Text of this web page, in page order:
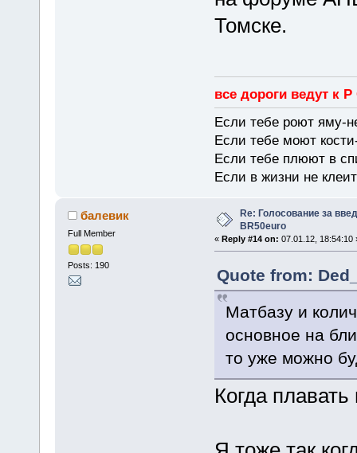
Томске.
все дороги ведут к
Если тебе роют яму-
Если тебе моют
Если тебе плюют в
Если в жизни не
балевик
Full Member
Posts: 190
Re: Голосование за
BR50euro
« Reply #14 on: 07.01.12, 18:54:10
Quote from:
Матбазу и
основное на
то уже можно
Когда